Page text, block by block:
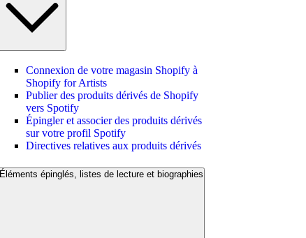
Connexion de votre magasin Shopify à
Shopify for Artists
Publier des produits dérivés de Shopify
vers Spotify
Épingler et associer des produits dérivés
sur votre profil Spotify
Directives relatives aux produits dérivés
Éléments épinglés, listes de lecture et biographies